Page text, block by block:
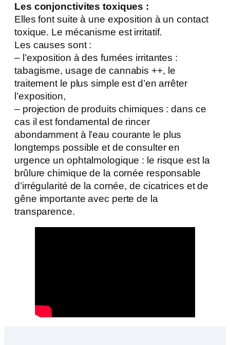
Les conjonctivites toxiques :
Elles font suite à une exposition à un contact
toxique. Le mécanisme est irritatif.
Les causes sont :
– l’exposition à des fumées irritantes :
tabagisme, usage de cannabis ++, le
traitement le plus simple est d’en arrêter
l’exposition,
– projection de produits chimiques : dans ce
cas il est fondamental de rincer
abondamment à l’eau courante le plus
longtemps possible et de consulter en
urgence un ophtalmologique : le risque est la
brûlure chimique de la cornée responsable
d’irrégularité de la cornée, de cicatrices et de
gêne importante avec perte de la
transparence.